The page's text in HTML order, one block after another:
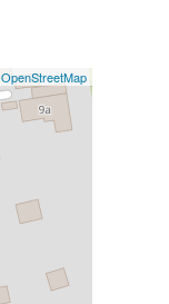
OpenStreetMap